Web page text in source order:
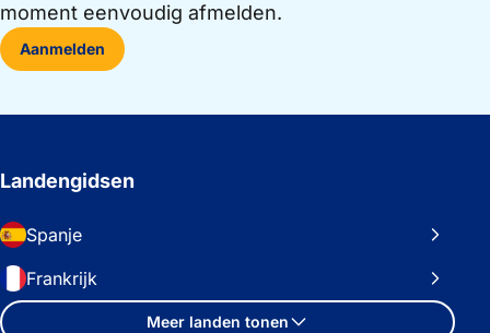
moment eenvoudig afmelden.
Aanmelden
Landengidsen
Spanje
Frankrijk
Meer landen tonen